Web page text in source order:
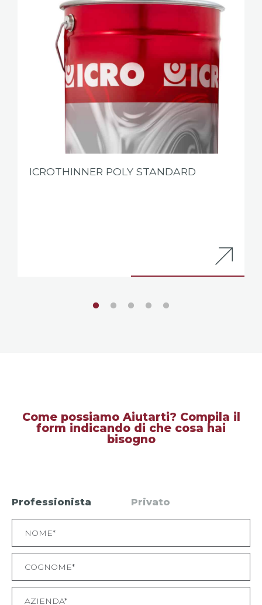
ICROTHINNER POLY STANDARD
Come possiamo Aiutarti? Compila il
form indicando di che cosa hai
bisogno
Professionista Privato